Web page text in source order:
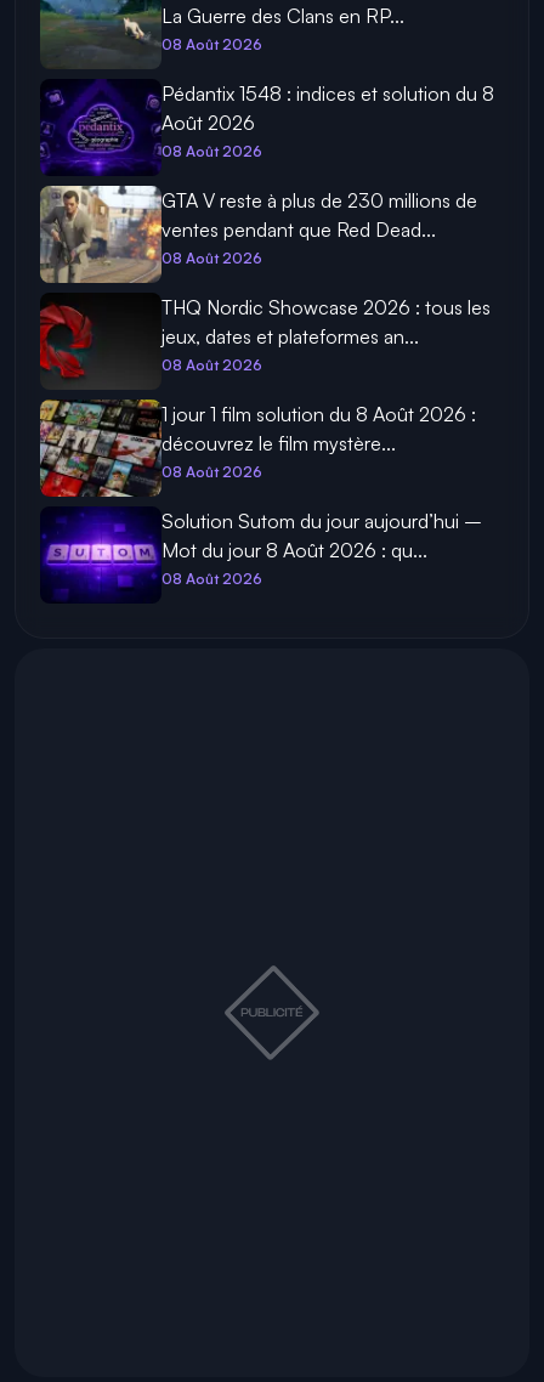
La Guerre des Clans en RP...
08 Août 2026
Pédantix 1548 : indices et solution du 8
Août 2026
08 Août 2026
GTA V reste à plus de 230 millions de
ventes pendant que Red Dead...
08 Août 2026
THQ Nordic Showcase 2026 : tous les
jeux, dates et plateformes an...
08 Août 2026
1 jour 1 film solution du 8 Août 2026 :
découvrez le film mystère...
08 Août 2026
Solution Sutom du jour aujourd’hui –
Mot du jour 8 Août 2026 : qu...
08 Août 2026